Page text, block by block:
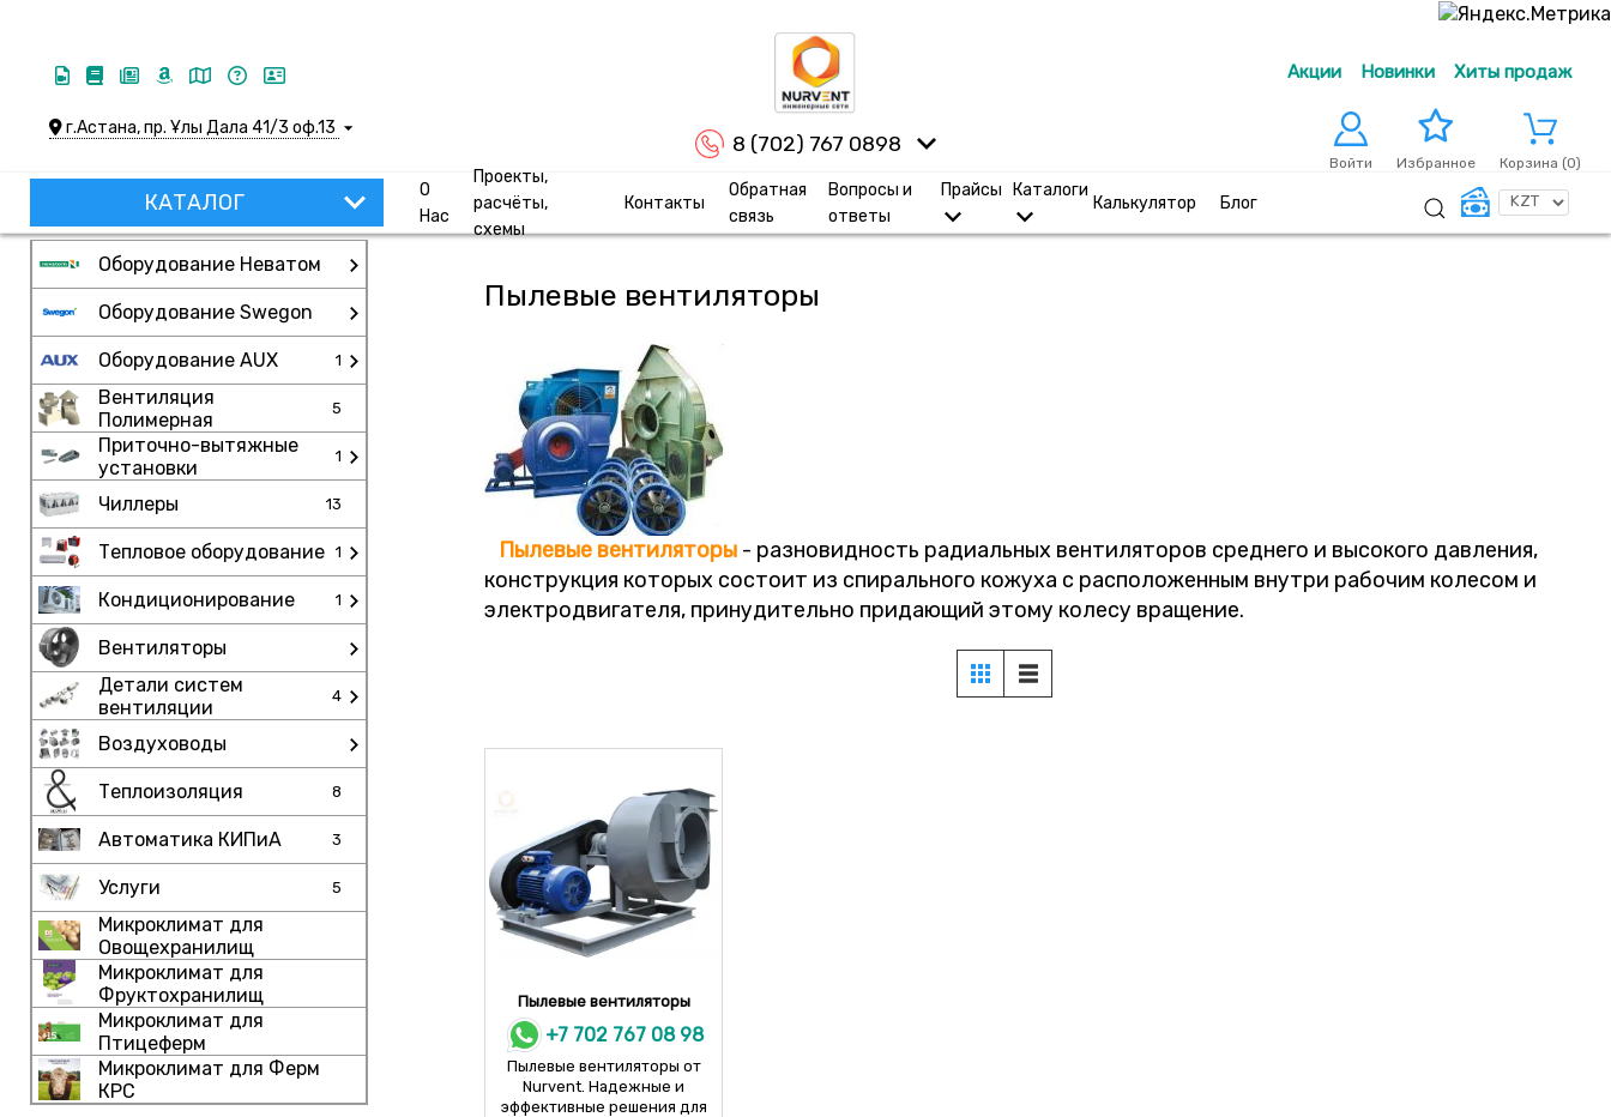
г.Астана, пр. Ұлы Дала 41/3 оф.13
8 (702) 767 0898
Акции Новинки Хиты продаж
Войти Избранное Корзина (0)
КАТАЛОГ
О
Нас
Проекты,
расчёты,
схемы
Контакты
Обратная
связь
Вопросы и
ответы
Прайсы Каталоги
Калькулятор Блог
Оборудование Неватом
Оборудование Swegon
Оборудование AUX 1
Вентиляция
Полимерная
5
Приточно-вытяжные
установки
1
Чиллеры 13
Тепловое оборудование 1
Кондиционирование 1
Вентиляторы
Детали систем
вентиляции
4
Воздуховоды
Теплоизоляция 8
Автоматика КИПиА 3
Услуги 5
Микроклимат для
Овощехранилищ
Микроклимат для
Фруктохранилищ
Микроклимат для
Птицеферм
Микроклимат для Ферм
КРС
Пылевые вентиляторы
Пылевые вентиляторы - разновидность радиальных вентиляторов среднего и высокого давления,
конструкция которых состоит из спирального кожуха с расположенным внутри рабочим колесом и
электродвигателя, принудительно придающий этому колесу вращение.
Пылевые вентиляторы
+7 702 767 08 98
Пылевые вентиляторы от
Nurvent. Надежные и
эффективные решения для